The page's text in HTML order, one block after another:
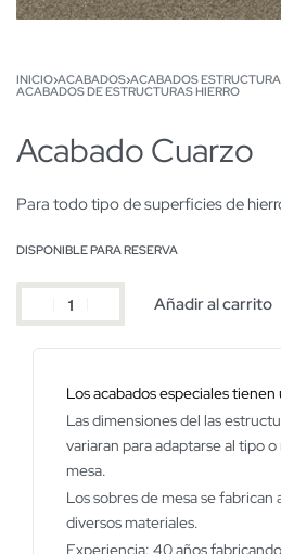
INICIO›ACABADOS›ACABADOS
ACABADOS DE ESTRUCTURAS HIERRO
Acabado Cuarzo
Para todo tipo de superficies de
DISPONIBLE PARA RESERVA
Añadir al carrito
Los acabados especiales
Las dimensiones del las
variaran para adaptarse al tipo
mesa.
Los sobres de mesa se fabrican
diversos materiales.
Experiencia: 40 años